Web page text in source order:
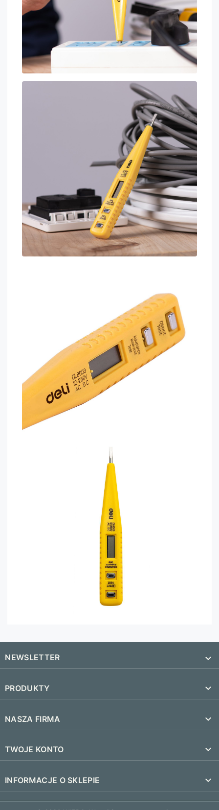
NEWSLETTER 
PRODUKTY 
Najczęściej kupowane
NASZA FIRMA 
Regulamin
Kontakt
TWOJE KONTO 
Zaloguj się
INFORMACJE O SKLEPIE keyboard_arrow_down